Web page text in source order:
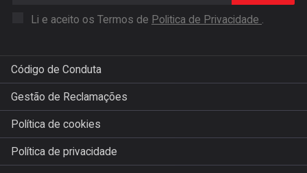
Li e aceito os Termos de Politica de Privacidade .
Código de Conduta
Gestão de Reclamações
Política de cookies
Política de privacidade